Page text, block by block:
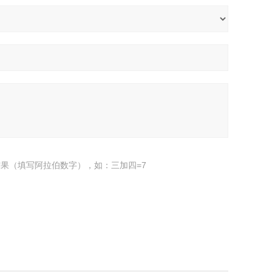
（填写阿拉伯数字），如：三加四=7